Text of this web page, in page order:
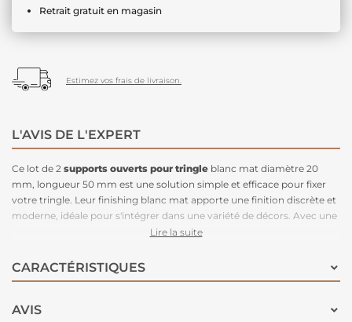
Retrait gratuit en magasin
Estimez vos frais de livraison.
L'AVIS DE L'EXPERT
Ce lot de 2 supports ouverts pour tringle blanc mat diamètre 20
mm, longueur 50 mm est une solution simple et efficace pour fixer
votre tringle. Leur finishing blanc mat apporte une finition discrète et
moderne, idéale pour s'intégrer dans une variété de décors. Avec une
longueur de 50 mm, ces supports maintiennent la tringle près du
Fabriqués en matériaux solides, ces supports sont faciles à installer et
garantissent une fixation fiable et durable. Parfaits pour compléter
Lire la suite
CARACTÉRISTIQUES
AVIS